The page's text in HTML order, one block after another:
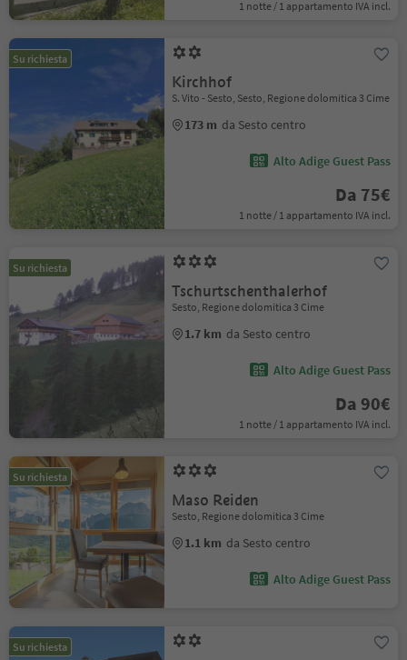
1 notte / 1 appartamento IVA incl.
Su richiesta
Kirchhof
S. Vito - Sesto, Sesto, Regione dolomitica 3 Cime
173 m da Sesto centro
Alto Adige Guest Pass
Da 75€
1 notte / 1 appartamento IVA incl.
Su richiesta
Tschurtschenthalerhof
Sesto, Regione dolomitica 3 Cime
1.7 km da Sesto centro
Alto Adige Guest Pass
Da 90€
1 notte / 1 appartamento IVA incl.
Su richiesta
Maso Reiden
Sesto, Regione dolomitica 3 Cime
1.1 km da Sesto centro
Alto Adige Guest Pass
Su richiesta